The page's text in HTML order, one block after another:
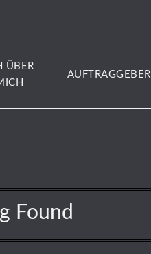
ÜBER
AUFTRAGGEBER
Found